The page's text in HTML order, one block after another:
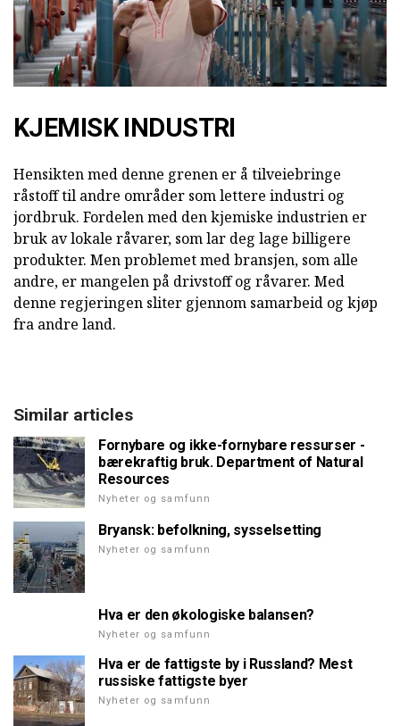
KJEMISK INDUSTRI
Hensikten med denne grenen er å tilveiebringe
råstoff til andre områder som lettere industri og
jordbruk. Fordelen med den kjemiske industrien er
bruk av lokale råvarer, som lar deg lage billigere
produkter. Men problemet med bransjen, som alle
andre, er mangelen på drivstoff og råvarer. Med
denne regjeringen sliter gjennom samarbeid og kjøp
fra andre land.
Similar articles
Fornybare og ikke-fornybare ressurser -
bærekraftig bruk. Department of Natural
Resources
Nyheter og samfunn
Bryansk: befolkning, sysselsetting
Nyheter og samfunn
Hva er den økologiske balansen?
Nyheter og samfunn
Hva er de fattigste by i Russland? Mest
russiske fattigste byer
Nyheter og samfunn